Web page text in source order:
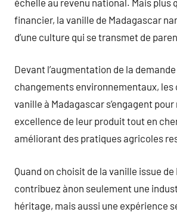
financier, la vanille de Madagascar
d’une culture qui se transmet de
Devant l’augmentation de la
changements environnementaux,
vanille à Madagascar s’engagent
excellence de leur produit tout en
améliorant des pratiques agricoles
Quand on choisit de la vanille issue
contribuez ànon seulement une
héritage, mais aussi une expérience